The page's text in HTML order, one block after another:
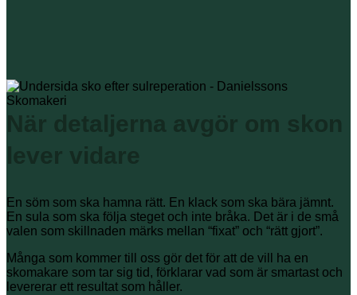
En söm som ska hamna rätt. En klack som ska bära jämnt.
En sula som ska följa steget och inte bråka. Det är i de små
valen som skillnaden märks mellan “fixat” och “rätt gjort”.
Många som kommer till oss gör det för att de vill ha en
skomakare som tar sig tid, förklarar vad som är smartast och
levererar ett resultat som håller.